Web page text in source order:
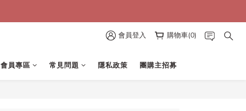
會員登入 購物車(0)
會員專區 常見問題 隱私政策 團購主招募